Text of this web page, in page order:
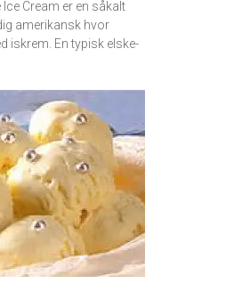
Cream er en såkalt
amerikansk hvor
iskrem. En typisk elske-